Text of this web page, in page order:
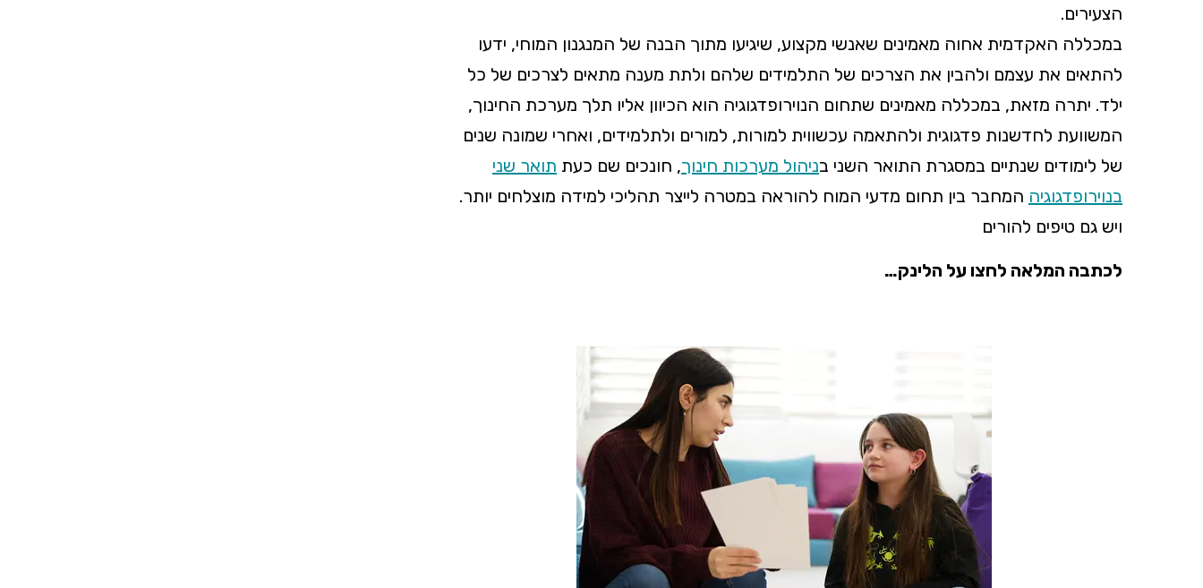
הצעירים.
במכללה האקדמית אחוה מאמינים שאנשי מקצוע, שיגיעו מתוך הבנה של המנגנון המוחי, ידעו
להתאים את עצמם ולהבין את הצרכים של התלמידים שלהם ולתת מענה מתאים לצרכים של כל
ילד. יתרה מזאת, במכללה מאמינים שתחום הנוירופדגוגיה הוא הכיוון אליו תלך מערכת החינוך,
המשוועת לחדשנות פדגוגית ולהתאמה עכשווית למורות, למורים ולתלמידים, ואחרי שמונה שנים
של לימודים שנתיים במסגרת התואר השני בניהול מערכות חינוך, חונכים שם כעת תואר שני
בנוירופדגוגיה המחבר בין תחום מדעי המוח להוראה במטרה לייצר תהליכי למידה מוצלחים יותר.
ויש גם טיפים להורים
לכתבה המלאה לחצו על הלינק…